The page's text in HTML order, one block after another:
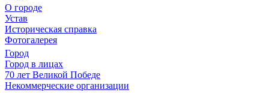
О городе
Устав
Историческая справка
Фотогалерея
Город
Город в лицах
70 лет Великой Победе
Некоммерческие организации